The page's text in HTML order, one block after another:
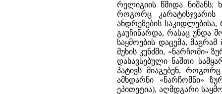
რელიგიის წმიდა ნიშანს;
როგორც
ანდრეზების
გაუჩინარდა, რასაც უნდა
საყმოების დაცემა,
მუხის კუნძში, «ნარჩომი»
დახავსებული ნაშთი
პატივს მიაგებენ,
ამხდარნი «ნარჩომნი»
ეპითეტია), აღმდგარი